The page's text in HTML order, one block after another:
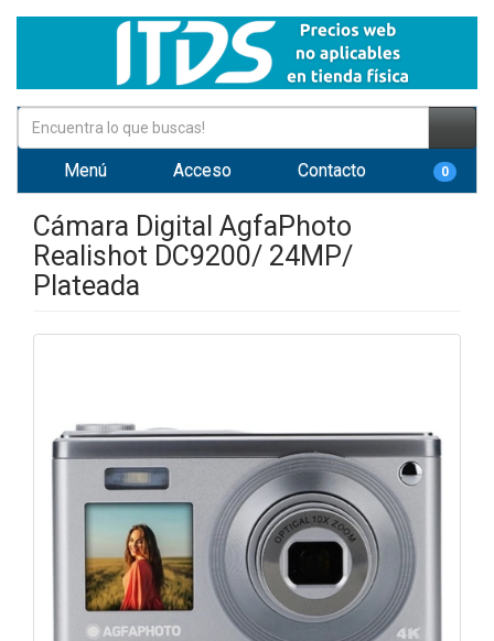
Menú Acceso Contacto 0
Cámara Digital AgfaPhoto
Realishot DC9200/ 24MP/
Plateada